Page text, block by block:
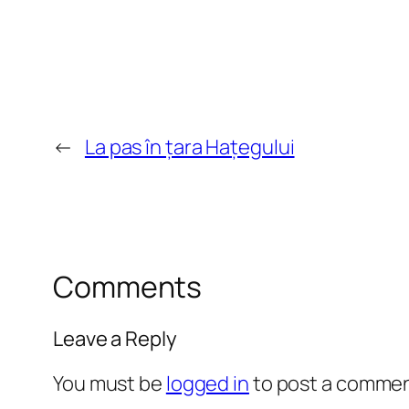
← La pas în țara Hațegului
Comments
Leave a Reply
You must be logged into post a